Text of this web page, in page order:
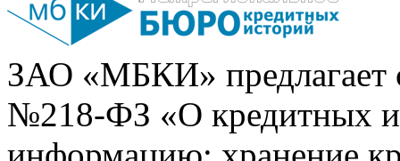
ЗАО «МБКИ» предлагает
№218-ФЗ «О кредитных